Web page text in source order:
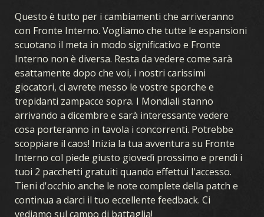
Questo è tutto per i cambiamenti che arriveranno
con Fronte Interno. Vogliamo che tutte le espansioni
scuotano il meta in modo significativo e Fronte
Interno non è diversa. Resta da vedere come sarà
esattamente dopo che voi, i nostri carissimi
giocatori, ci avrete messo le vostre sporche e
trepidanti zampacce sopra. I Mondiali stanno
arrivando a dicembre e sarà interessante vedere
cosa porteranno in tavola i concorrenti. Potrebbe
scoppiare il caos! Inizia la tua avventura su Fronte
Interno col piede giusto giovedì prossimo e prendi i
tuoi 2 pacchetti gratuiti quando effettui l'accesso.
Tieni d'occhio anche le note complete della patch e
continua a darci il tuo eccellente feedback. Ci
vediamo sul campo di battaglia!